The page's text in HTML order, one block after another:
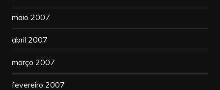
maio 2007
abril 2007
março 2007
fevereiro 2007